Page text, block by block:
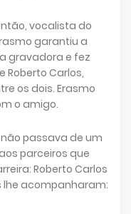
vocalista do
garantiu a
gravadora e fez
Roberto Carlos,
os dois. Erasmo
o amigo.
não passava de um
parceiros que
Roberto Carlos
lhe acompanharam: